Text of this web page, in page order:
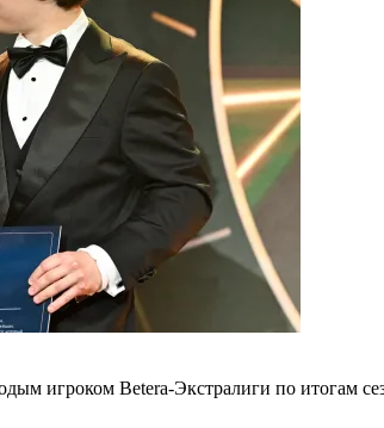
игроком Betera-Экстралиги по итогам